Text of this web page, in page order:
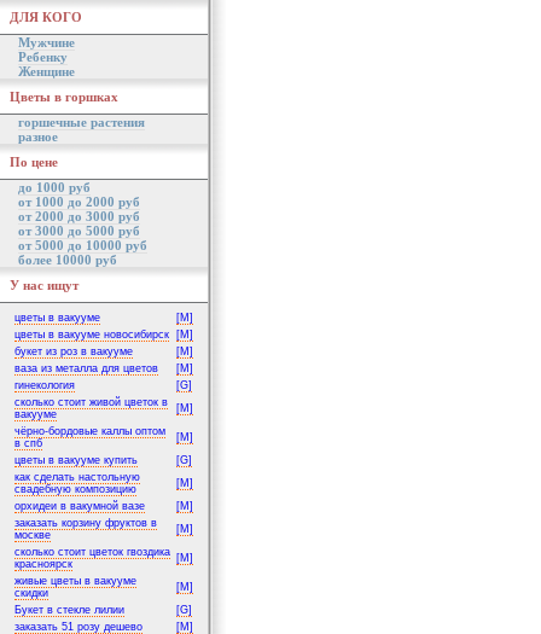
ДЛЯ КОГО
Мужчине
Ребенку
Женщине
Цветы в горшках
горшечные растения
разное
По цене
до 1000 руб
от 1000 до 2000 руб
от 2000 до 3000 руб
от 3000 до 5000 руб
от 5000 до 10000 руб
более 10000 руб
У нас ищут
цветы в вакууме
[M]
цветы в вакууме новосибирск
[M]
букет из роз в вакууме
[M]
ваза из металла для цветов
[M]
гинекология
[G]
сколько стоит живой цветок в
вакууме
[M]
чёрно-бордовые каллы оптом
в спб
[M]
цветы в вакууме купить
[G]
как сделать настольную
свадебную композицию
[M]
орхидеи в вакумной вазе
[M]
заказать корзину фруктов в
москве
[M]
сколько стоит цветок гвоздика
красноярск
[M]
живые цветы в вакууме
скидки
[M]
Букет в стекле лилии
[G]
заказать 51 розу дешево
[M]